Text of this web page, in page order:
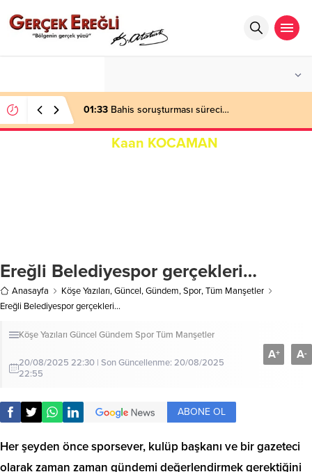
01:33 Bahis soruşturması süreci…
Kaan KOCAMAN
Ereğli Belediyespor gerçekleri…
Anasayfa Köşe Yazıları,Güncel,Gündem,Spor,Tüm Manşetler
Ereğli Belediyespor gerçekleri…
Köşe Yazıları Güncel Gündem SporTüm Manşetler
20/08/2025 22:30 | Son Güncellenme: 20/08/2025
22:55
A+ A-
ABONE OL
Her şeyden önce sporsever, kulüp başkanı ve bir gazeteci
olarak zaman zaman gündemi değerlendirmek gerektiğini